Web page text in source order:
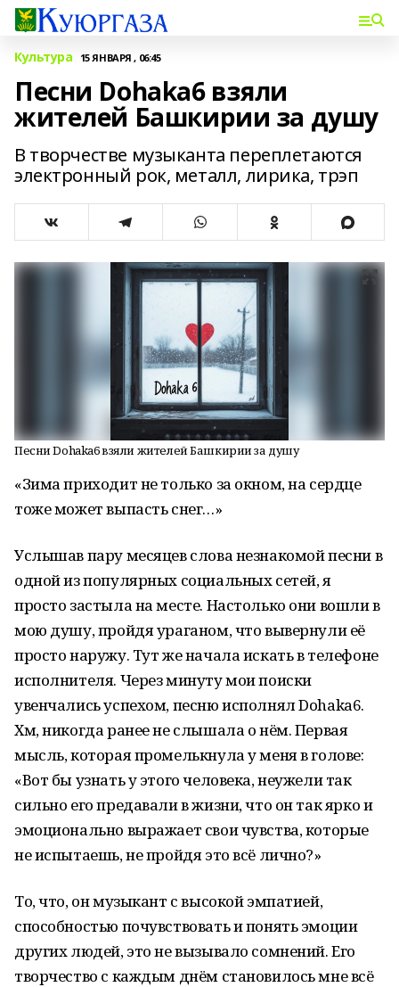
Культура 15 ЯНВАРЯ , 06:45
Песни Dohaka6 взяли
жителей Башкирии за душу
В творчестве музыканта переплетаются
электронный рок, металл, лирика, трэп
Песни Dohaka6 взяли жителей Башкирии за душу
«Зима приходит не только за окном, на сердце
тоже может выпасть снег…»
Услышав пару месяцев слова незнакомой песни в
одной из популярных социальных сетей, я
просто застыла на месте. Настолько они вошли в
мою душу, пройдя ураганом, что вывернули её
просто наружу. Тут же начала искать в телефоне
исполнителя. Через минуту мои поиски
увенчались успехом, песню исполнял Dohaka6.
Хм, никогда ранее не слышала о нём. Первая
мысль, которая промелькнула у меня в голове:
«Вот бы узнать у этого человека, неужели так
сильно его предавали в жизни, что он так ярко и
эмоционально выражает свои чувства, которые
не испытаешь, не пройдя это всё лично?»
То, что, он музыкант с высо­кой эмпатией,
способностью почувствовать и понять эмоции
других людей, это не вызывало сомнений. Его
творчество с каж­дым днём становилось мне всё